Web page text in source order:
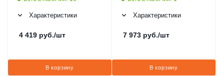
Характеристики
4 419 руб./шт
В корзину
Характеристики
7 973 руб./шт
В корзину